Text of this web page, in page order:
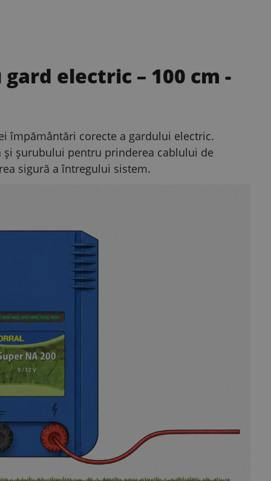
electric – 100 cm -
împământări corecte a gardului electric.
șurubului pentru prinderea cablului de
sigură a întregului sistem.